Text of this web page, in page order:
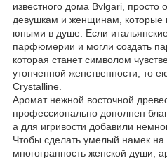
известного дома Bvlgari, просто
девушкам и женщинам, которые
юными в душе. Если
парфюмерии и могли создать
которая станет символом
утонченной женственности, то
Crystalline.
Аромат нежной восточной
профессионально дополнен
а для игривости добавили
Чтобы сделать умелый намек на
многогранность женской души,